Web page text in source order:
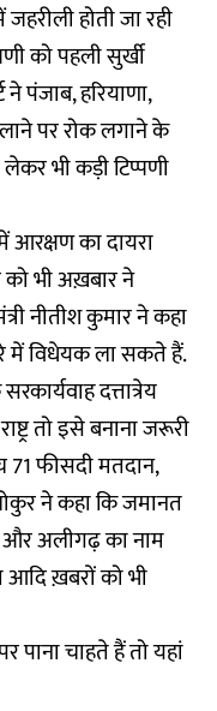
होती जा रही
को पहली सुर्खी
पंजाब, हरियाणा,
पर रोक लगाने के
भी कड़ी टिप्पणी
आरक्षण का दायरा
भी अख़बार ने
नीतीश कुमार ने कहा
में विधेयक ला सकते हैं.
दत्तात्रेय
तो इसे बनाना जरूरी
71 फीसदी मतदान,
ने कहा कि जमानत
और अलीगढ़ का नाम
आदि ख़बरों को भी
पाना चाहते हैं तोयहां